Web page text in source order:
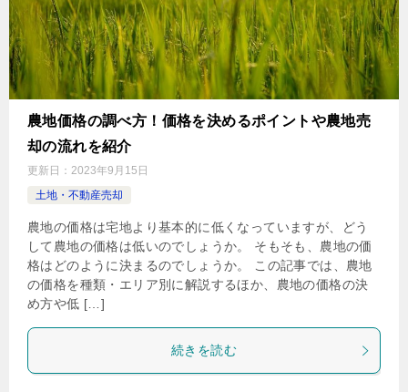
農地価格の調べ方！価格を決めるポイントや農地売
却の流れを紹介
更新日： 2023年9月15日
土地・不動産売却
農地の価格は宅地より基本的に低くなっていますが、どう
して農地の価格は低いのでしょうか。 そもそも、農地の価
格はどのように決まるのでしょうか。 この記事では、農地
の価格を種類・エリア別に解説するほか、農地の価格の決
め方や低 […]
続きを読む